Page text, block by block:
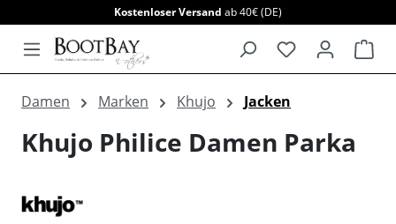
Kostenloser Versand ab 40€ (DE)
Damen Marken Khujo Jacken
Khujo Philice Damen Parka